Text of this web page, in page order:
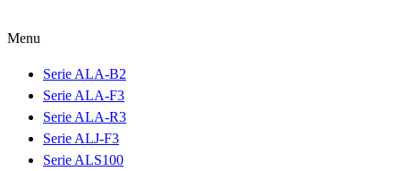
Menu
Serie ALA-B2
Serie ALA-F3
Serie ALA-R3
Serie ALJ-F3
Serie ALS100